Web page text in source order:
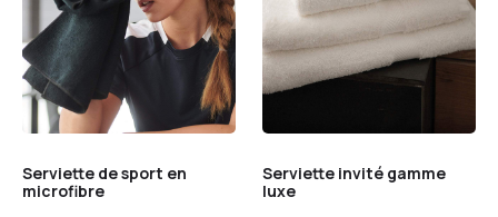
Serviette de sport en
microfibre
Serviette invité gamme
luxe